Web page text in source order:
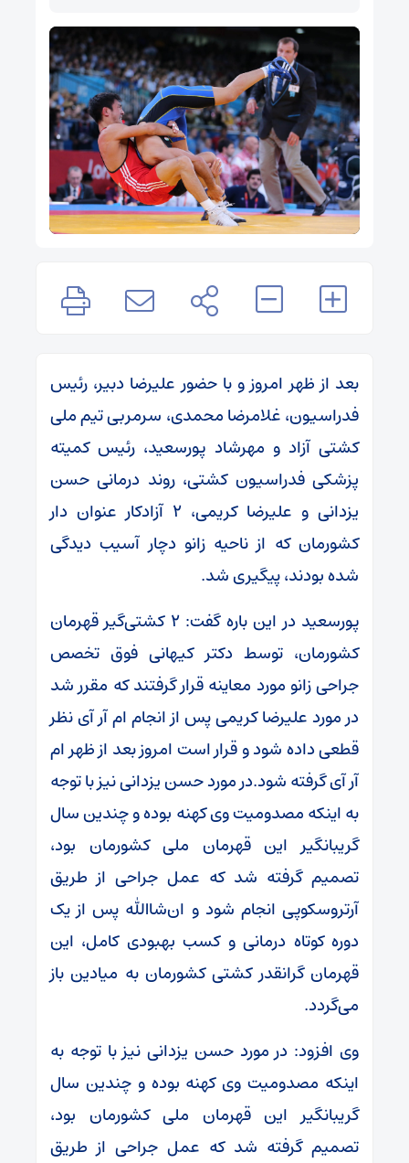
بعد از ظهر امروز و با حضور علیرضا دبیر، رئیس
فدراسیون، غلامرضا محمدی، سرمربی تیم ملی
کشتی آزاد و مهرشاد پورسعید، رئیس کمیته
پزشکی فدراسیون کشتی، روند درمانی حسن
یزدانی و علیرضا کریمی، ۲ آزادکار عنوان دار
کشورمان که از ناحیه زانو دچار آسیب دیدگی
شده بودند، پیگیری شد.
پورسعید در این باره گفت: ۲ کشتی‌گیر قهرمان
کشورمان، توسط دکتر کیهانی فوق تخصص
جراحی زانو مورد معاینه قرار گرفتند که مقرر شد
در مورد علیرضا کریمی پس از انجام ام آر آی نظر
قطعی داده شود و قرار است امروز بعد از ظهر ام
آر آی گرفته شود.در مورد حسن یزدانی نیز با توجه
به اینکه مصدومیت وی کهنه بوده و چندین سال
گریبانگیر این قهرمان ملی کشورمان بود،
تصمیم گرفته شد که عمل جراحی از طریق
آرتروسکوپی انجام شود و ان‌شاالله پس از یک
دوره کوتاه درمانی و کسب بهبودی کامل، این
قهرمان گرانقدر کشتی کشورمان به میادین باز
می‌گردد.
وی افزود: در مورد حسن یزدانی نیز با توجه به
اینکه مصدومیت وی کهنه بوده و چندین سال
گریبانگیر این قهرمان ملی کشورمان بود،
تصمیم گرفته شد که عمل جراحی از طریق